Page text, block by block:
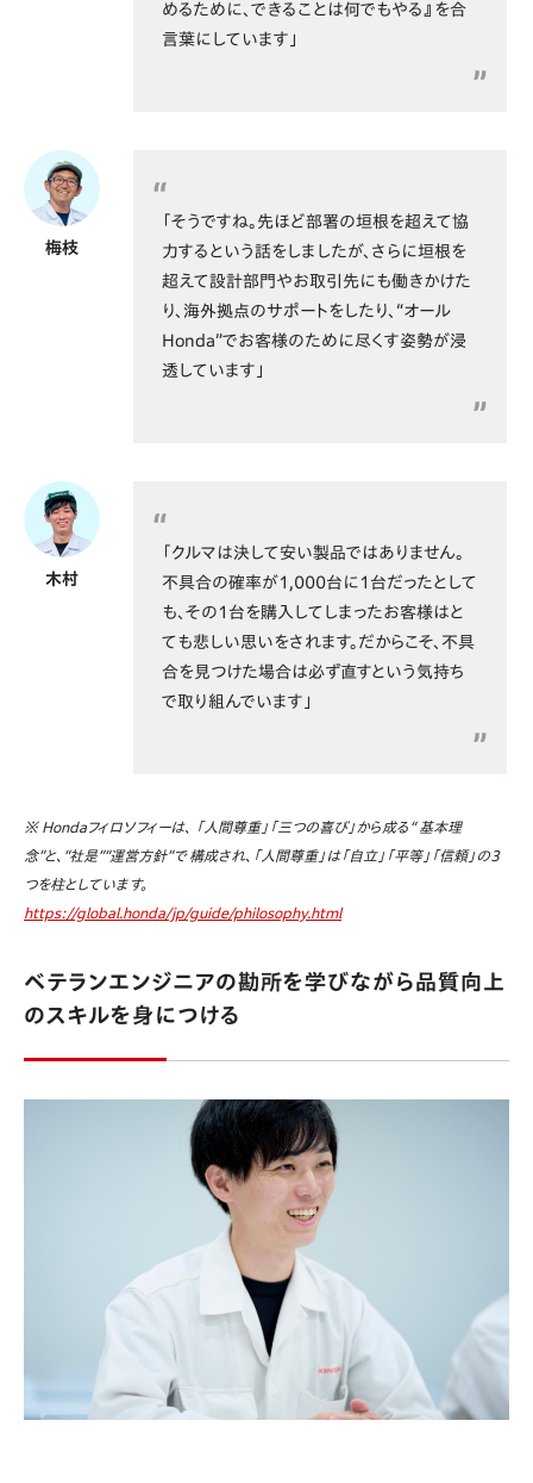
めるために、できることは何でもやる』を合
言葉にしています」
梅枝
「そうですね。先ほど部署の垣根を超えて協
力するという話をしましたが、さらに垣根を
超えて設計部門やお取引先にも働きかけた
り、海外拠点のサポートをしたり、“オール
Honda”でお客様のために尽くす姿勢が浸
透しています」
木村
「クルマは決して安い製品ではありません。
不具合の確率が1,000台に1台だったとして
も、その1台を購入してしまったお客様はと
ても悲しい思いをされます。だからこそ、不具
合を見つけた場合は必ず直すという気持ち
で取り組んでいます」
※ Hondaフィロソフィーは、 「人間尊重」「三つの喜び」から成る“ 基本理
念”と、“社是”“運営方針”で 構成され、「人間尊重」は「自立」「平等」「信頼」の3
つを柱としています。
https://global.honda/jp/guide/philosophy.html
ベテランエンジニアの勘所を学びながら品質向上
のスキルを身につける